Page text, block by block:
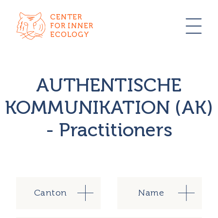
CENTER
FOR INNER
ECOLOGY
AUTHENTISCHE
KOMMUNIKATION (AK)
- Practitioners
Canton Name